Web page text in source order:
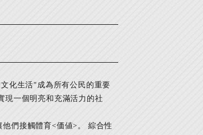
化生活"成為所有公民的重要
現一個明亮和充滿活力的社
們接觸體育<価値>。 綜合性